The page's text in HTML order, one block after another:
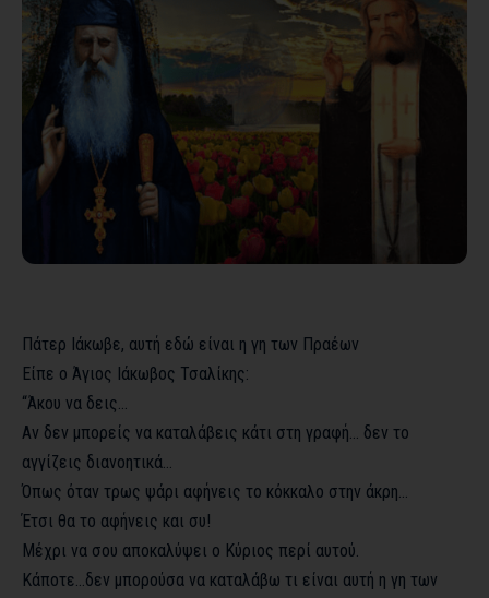
Πάτερ Ιάκωβε, αυτή εδώ είναι η γη των Πραέων
Είπε ο Άγιος Ιάκωβος Τσαλίκης:
“Άκου να δεις…
Αν δεν μπορείς να καταλάβεις κάτι στη γραφή… δεν το
αγγίζεις διανοητικά…
Όπως όταν τρως ψάρι αφήνεις το κόκκαλο στην άκρη…
Έτσι θα το αφήνεις και συ!
Μέχρι να σου αποκαλύψει ο Κύριος περί αυτού.
Κάποτε…δεν μπορούσα να καταλάβω τι είναι αυτή η γη των